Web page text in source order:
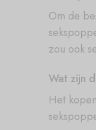
Om de
zou ook
Wat zijn
Het